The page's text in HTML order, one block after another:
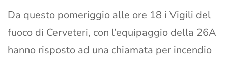
Da questo pomeriggio alle ore 18 i Vigili del
fuoco di Cerveteri, con l’equipaggio della 26A
hanno risposto ad una chiamata per incendio